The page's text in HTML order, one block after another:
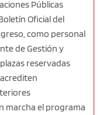
Públicas
Oficial del
como personal
de Gestión y
reservadas
marcha el programa